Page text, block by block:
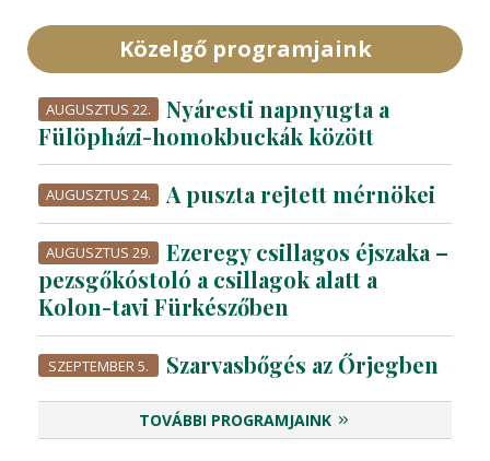
Közelgő programjaink
AUGUSZTUS 22.
Nyáresti napnyugta a
Fülöpházi-homokbuckák között
AUGUSZTUS 24. A puszta rejtett mérnökei
AUGUSZTUS 29.
Ezeregy csillagos éjszaka –
pezsgőkóstoló a csillagok alatt a
Kolon-tavi Fürkészőben
SZEPTEMBER 5. Szarvasbőgés az Őrjegben
TOVÁBBI PROGRAMJAINK